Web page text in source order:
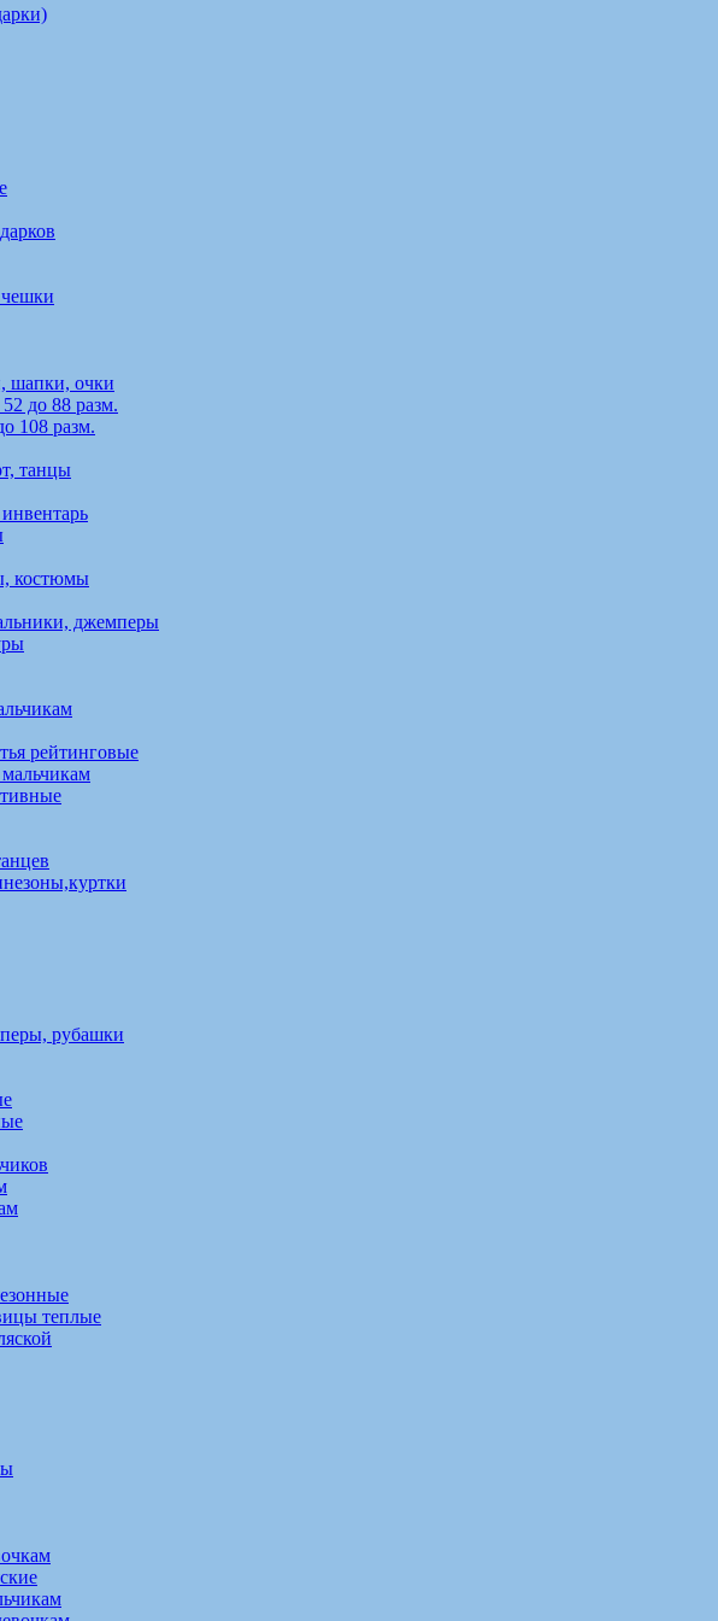
шапки, очки
до 88 разм.
108 разм.
танцы
костюмы
джемперы
рейтинговые
рубашки
теплые